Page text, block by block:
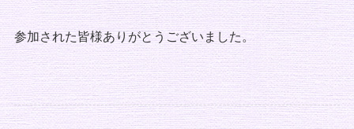
参加された皆様ありがとうございました。